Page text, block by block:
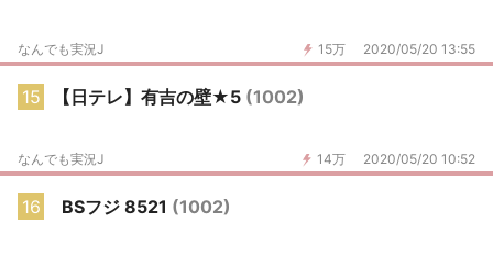
15万 2020/05/20 13:55
なんでも実況J
15 【日テレ】有吉の壁★5 (1002)
14万 2020/05/20 10:52
なんでも実況J
16 BSフジ 8521 (1002)